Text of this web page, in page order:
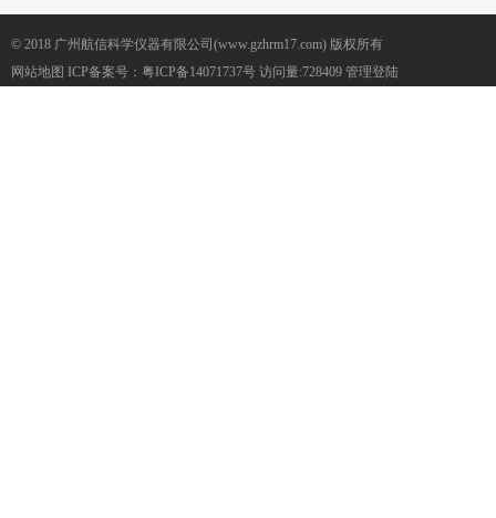
© 2018 广州航信科学仪器有限公司(www.gzhrm17.com) 版权所有
网站地图 ICP备案号： 粤ICP备14071737号 访问量:728409 管理登陆